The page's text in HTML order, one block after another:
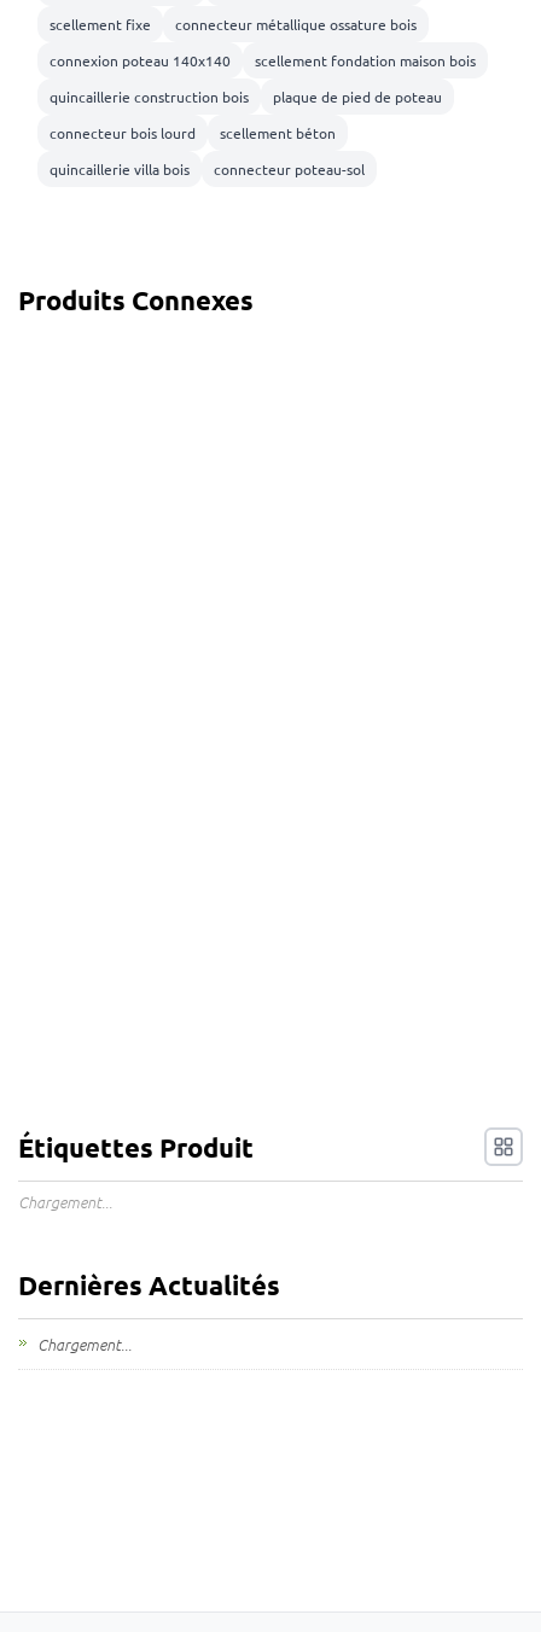
scellement fixe
connecteur métallique ossature bois
connexion poteau 140x140
scellement fondation maison bois
quincaillerie construction bois
plaque de pied de poteau
connecteur bois lourd
scellement béton
quincaillerie villa bois
connecteur poteau-sol
Produits Connexes
Étiquettes Produit
Chargement...
Dernières Actualités
Chargement...